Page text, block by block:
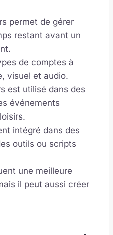
permet de gérer
restant avant un
de comptes à
visuel et audio.
est utilisé dans des
événements
intégré dans des
outils ou scripts
une meilleure
il peut aussi créer